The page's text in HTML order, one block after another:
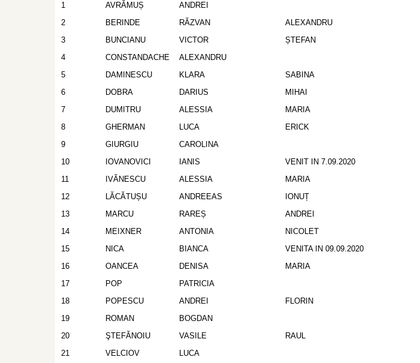
1
AVRĂMUȘ
ANDREI
2
BERINDE RĂZVAN
ALEXANDRU
3
BUNCIANU VICTOR
ȘTEFAN
4
CONSTANDACHE
ALEXANDRU
5
DAMINESCU KLARA
SABINA
6
DOBRA DARIUS
MIHAI
7
DUMITRU ALESSIA
MARIA
8
GHERMAN LUCA
ERICK
9
GIURGIU
CAROLINA
10
IOVANOVICI IANIS
VENIT IN 7.09.2020
11
IVĂNESCU ALESSIA
MARIA
12
LĂCĂTUȘU ANDREEAS
IONUȚ
13
MARCU RAREȘ
ANDREI
14
MEIXNER ANTONIA
NICOLET
15
NICA BIANCA
VENITA IN 09.09.2020
16
OANCEA DENISA
MARIA
17
POP
PATRICIA
18
POPESCU ANDREI
FLORIN
19
ROMAN
BOGDAN
20
ŞTEFĂNOIU VASILE
RAUL
21
VELCIOV LUCA